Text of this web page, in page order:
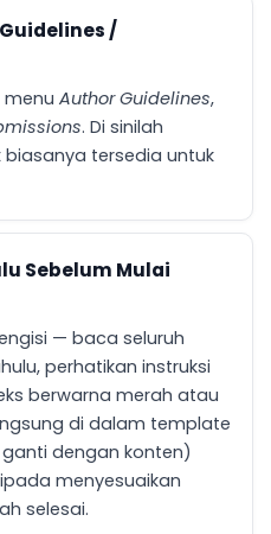
/
menu Author Guidelines,
. Di sinilah
tersedia untuk
Sebelum Mulai
— baca seluruh
perhatikan instruksi
berwarna merah atau
di dalam template
dengan konten)
menyesuaikan
selesai.